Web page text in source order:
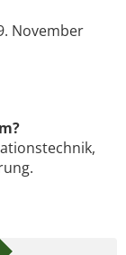
November